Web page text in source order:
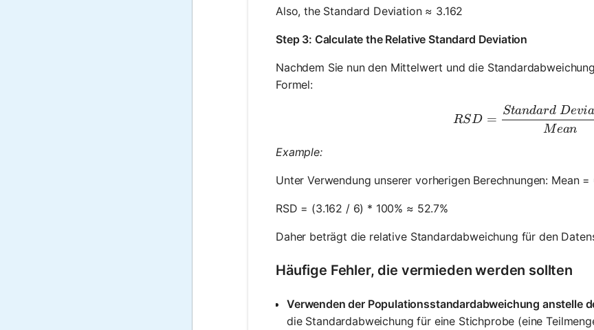
Also, the Standard Deviation ≈ 3.162
Step 3: Calculate the Relative Standard Deviation
Nachdem Sie nun den Mittelwert und die
Formel:
RSD
RSD =
Mean
Standard Devia
Example:
Unter Verwendung unserer vorherigen Berechnungen: Mean
RSD = (3.162 / 6) * 100% ≈ 52.7%
Daher beträgt die relative Standardabweichung für den
Häufige Fehler, die vermieden werden sollten
Verwenden der Populationsstandardabweichung anstelle
die Standardabweichung für eine Stichprobe (eine